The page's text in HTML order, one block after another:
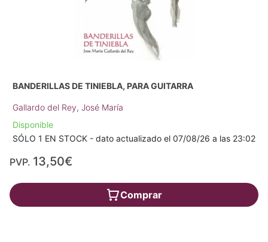
BANDERILLAS DE TINIEBLA, PARA GUITARRA
Gallardo del Rey, José María
Disponible
SÓLO 1 EN STOCK - dato actualizado el 07/08/26 a las 23:02
PVP. 13,50€
Comprar